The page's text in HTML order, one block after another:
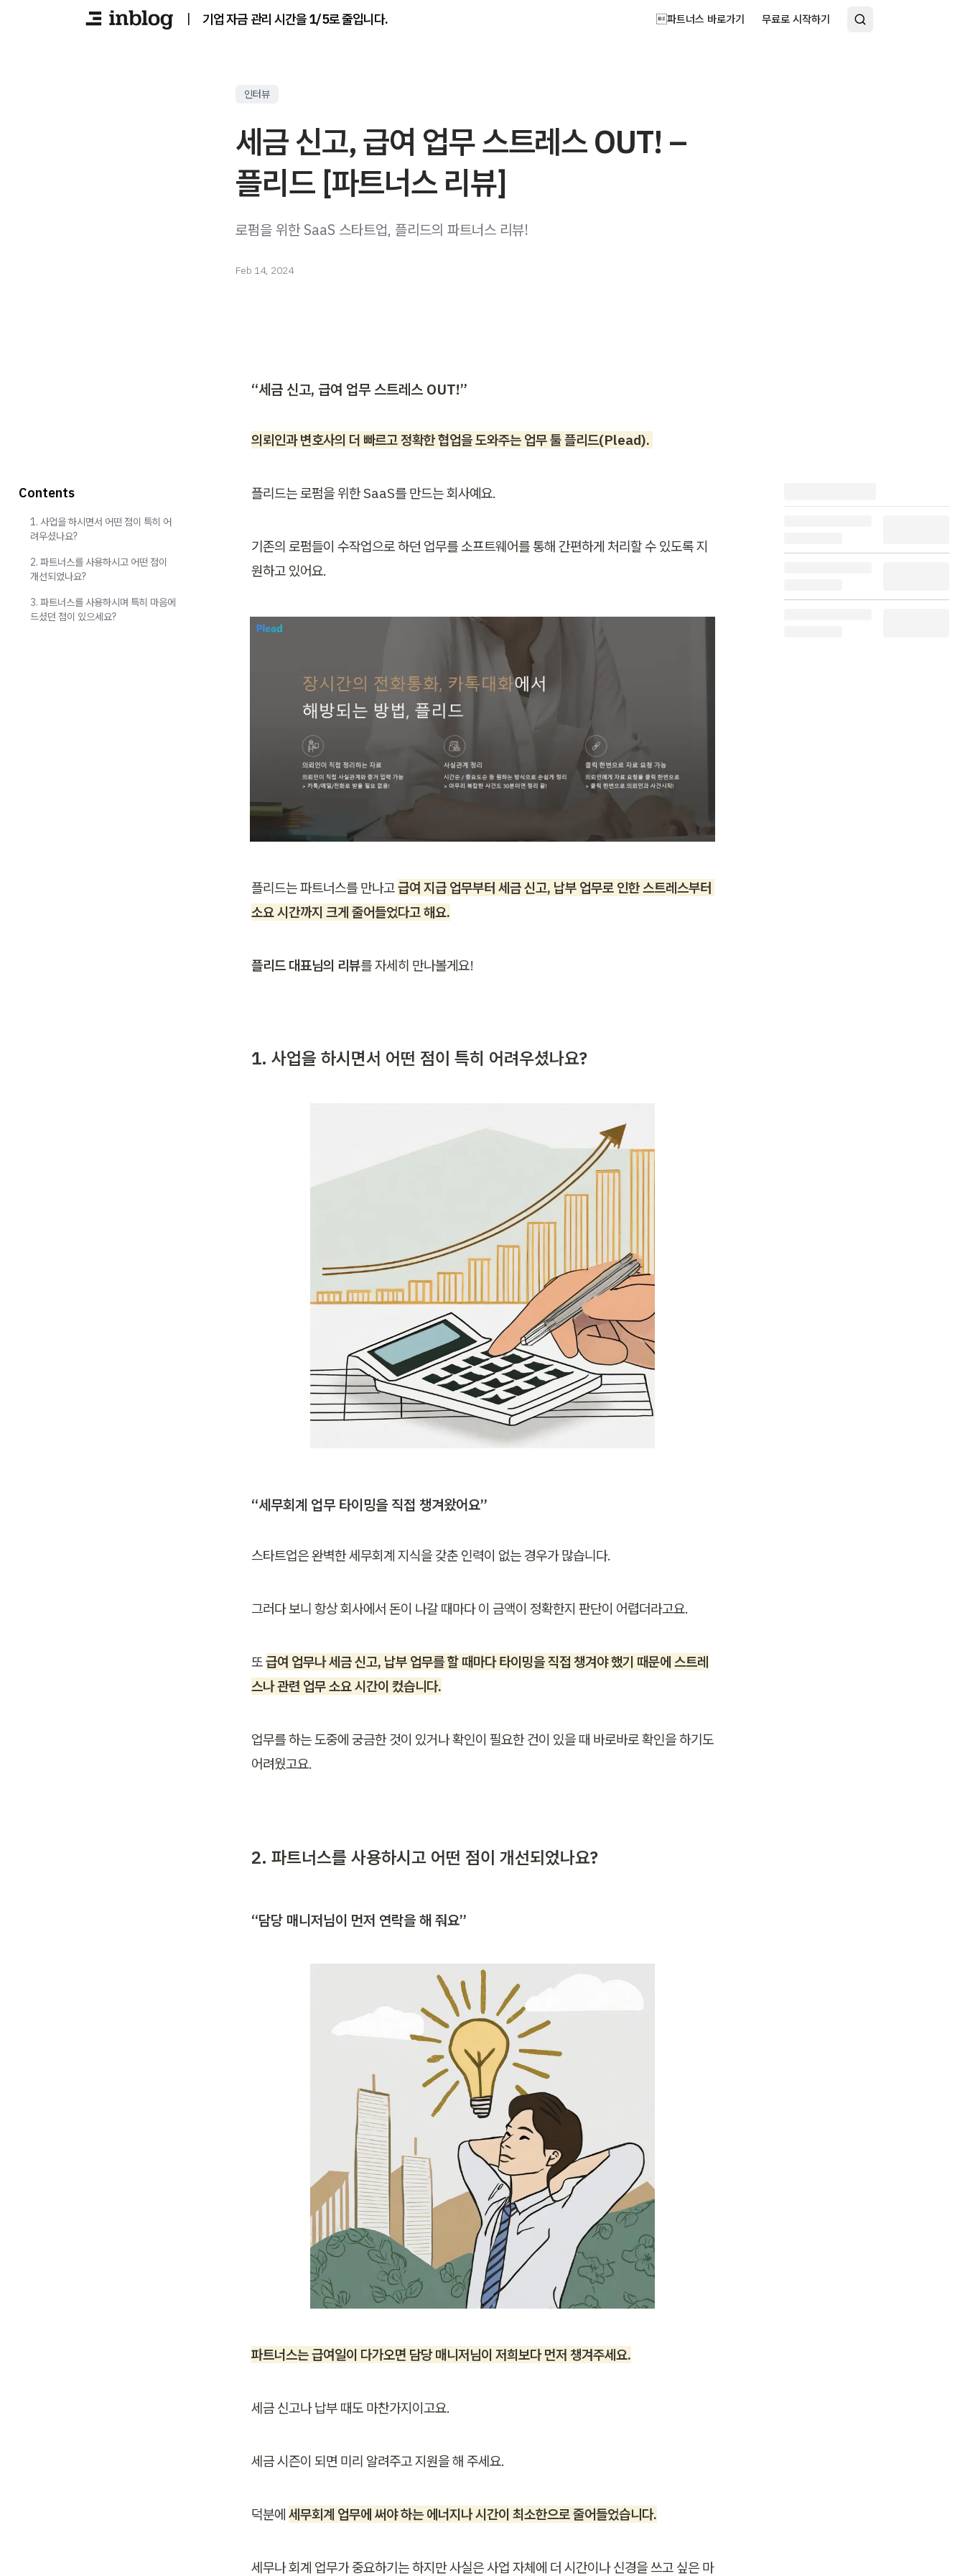
| 기업 자금 관리 시간을 1/5로 줄입니다. 파트너스 바로가기 무료로 시작하기
인터뷰
세금 신고, 급여 업무 스트레스 OUT! –
플리드 [파트너스 리뷰]
로펌을 위한 SaaS 스타트업, 플리드의 파트너스 리뷰!
Feb 14, 2024
“세금 신고, 급여 업무 스트레스 OUT!”
의뢰인과 변호사의 더 빠르고 정확한 협업을 도와주는 업무 툴 플리드(Plead).
플리드는 로펌을 위한 SaaS를 만드는 회사예요.
기존의 로펌들이 수작업으로 하던 업무를 소프트웨어를 통해 간편하게 처리할 수 있도록 지
원하고 있어요.
플리드는 파트너스를 만나고 급여 지급 업무부터 세금 신고, 납부 업무로 인한 스트레스부터
소요 시간까지 크게 줄어들었다고 해요.
플리드 대표님의 리뷰를 자세히 만나볼게요!
1. 사업을 하시면서 어떤 점이 특히 어려우셨나요?
“세무회계 업무 타이밍을 직접 챙겨왔어요”
스타트업은 완벽한 세무회계 지식을 갖춘 인력이 없는 경우가 많습니다.
그러다 보니 항상 회사에서 돈이 나갈 때마다 이 금액이 정확한지 판단이 어렵더라고요.
또 급여 업무나 세금 신고, 납부 업무를 할 때마다 타이밍을 직접 챙겨야 했기 때문에 스트레
스나 관련 업무 소요 시간이 컸습니다.
업무를 하는 도중에 궁금한 것이 있거나 확인이 필요한 건이 있을 때 바로바로 확인을 하기도
어려웠고요.
2. 파트너스를 사용하시고 어떤 점이 개선되었나요?
“담당 매니저님이 먼저 연락을 해 줘요”
파트너스는 급여일이 다가오면 담당 매니저님이 저희보다 먼저 챙겨주세요.
세금 신고나 납부 때도 마찬가지이고요.
세금 시즌이 되면 미리 알려주고 지원을 해 주세요.
덕분에 세무회계 업무에 써야 하는 에너지나 시간이 최소한으로 줄어들었습니다.
세무나 회계 업무가 중요하기는 하지만 사실은 사업 자체에 더 시간이나 신경을 쓰고 싶은 마
Contents
1. 사업을 하시면서 어떤 점이 특히 어
려우셨나요?
2. 파트너스를 사용하시고 어떤 점이
개선되었나요?
3. 파트너스를 사용하시며 특히 마음에
드셨던 점이 있으세요?